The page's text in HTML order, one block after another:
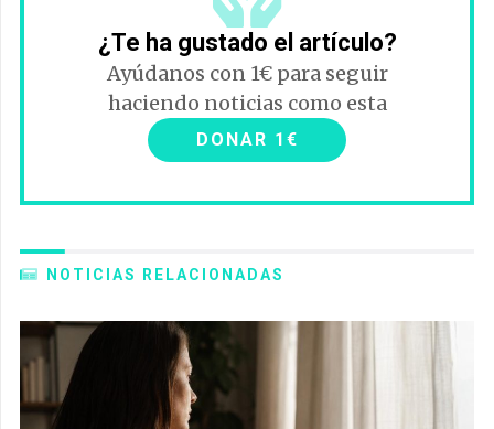
¿Te ha gustado el artículo?
Ayúdanos con 1€ para seguir
haciendo noticias como esta
DONAR 1€
NOTICIAS RELACIONADAS